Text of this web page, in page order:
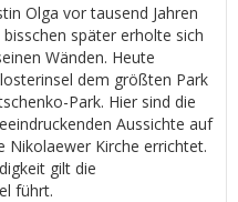
Olga vor tausend Jahren
später erholte sich
Wänden. Heute
dem größten Park
Park. Hier sind die
Aussichte auf
Nikolaewer Kirche errichtet.
gilt die
führt.